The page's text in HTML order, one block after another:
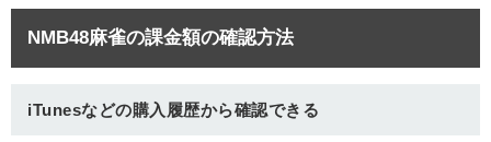
NMB48麻雀の課金額の確認方法
iTunesなどの購入履歴から確認できる